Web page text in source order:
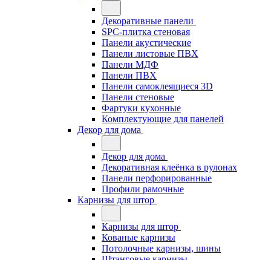
Декоративные панели
SPC-плитка стеновая
Панели акустические
Панели листовые ПВХ
Панели МДФ
Панели ПВХ
Панели самоклеящиеся 3D
Панели стеновые
Фартуки кухонные
Комплектующие для панелей
Декор для дома
Декор для дома
Декоративная клеёнка в рулонах
Панели перфорированные
Профили рамочные
Карнизы для штор
Карнизы для штор
Кованые карнизы
Потолочные карнизы, шины